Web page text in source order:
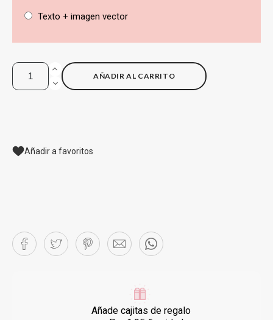
Texto + imagen vector
AÑADIR AL CARRITO
Añadir a favoritos
Añade cajitas de regalo